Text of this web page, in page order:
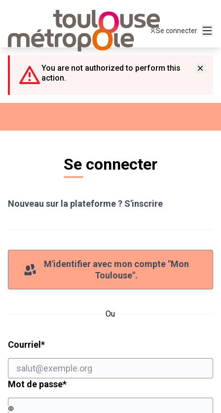
Se connecter
You are not authorized to perform this
action.
Se connecter
Nouveau sur la plateforme ? S'inscrire
M'identifier avec mon compte "Mon
Toulouse".
Ou
Courriel *Champ obligatoire
Mot de passe*Champ obligatoire